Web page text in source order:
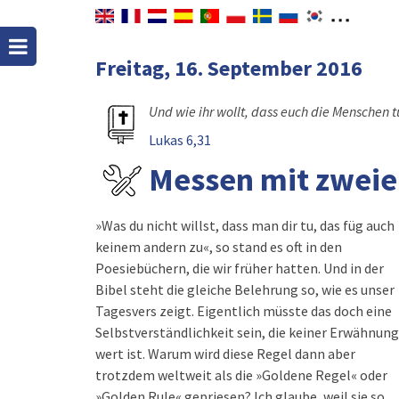
Freitag, 16. September 2016
Und wie ihr wollt, dass euch die Menschen
Lukas 6,31
Messen mit
»Was du nicht willst, dass man dir tu, das füg auch
keinem andern zu«, so stand es oft in den
Poesiebüchern, die wir früher hatten. Und in der
Bibel steht die gleiche Belehrung so, wie es unser
Tagesvers zeigt. Eigentlich müsste das doch eine
Selbstverständlichkeit sein, die keiner Erwähnung
wert ist. Warum wird diese Regel dann aber
trotzdem weltweit als die »Goldene Regel« oder